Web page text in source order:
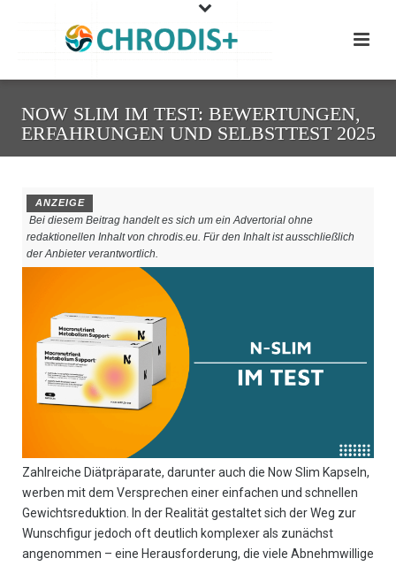
NOW SLIM IM TEST: BEWERTUNGEN,
ERFAHRUNGEN UND SELBSTTEST 2025
ANZEIGE
Bei diesem Beitrag handelt es sich um ein Advertorial ohne
redaktionellen Inhalt von chrodis.eu. Für den Inhalt ist ausschließlich
der Anbieter verantwortlich.
Zahlreiche Diätpräparate, darunter auch die Now Slim Kapseln,
werben mit dem Versprechen einer einfachen und schnellen
Gewichtsreduktion. In der Realität gestaltet sich der Weg zur
Wunschfigur jedoch oft deutlich komplexer als zunächst
angenommen – eine Herausforderung, die viele Abnehmwillige